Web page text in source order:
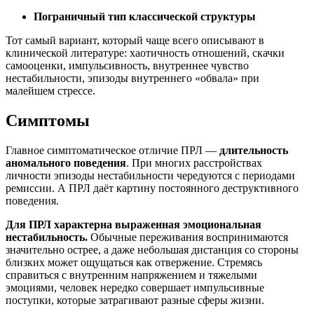
Пограничный тип классической структуры
Тот самый вариант, который чаще всего описывают в
клинической литературе: хаотичность отношений, скачки
самооценки, импульсивность, внутреннее чувство
нестабильности, эпизоды внутреннего «обвала» при
малейшем стрессе.
Симптомы
Главное симптоматическое отличие ПРЛ — длительность
аномального поведения. При многих расстройствах
личности эпизоды нестабильности чередуются с периодами
ремиссии. А ПРЛ даёт картину постоянного деструктивного
поведения.
Для ПРЛ характерна выраженная эмоциональная
нестабильность. Обычные переживания воспринимаются
значительно острее, а даже небольшая дистанция со стороны
близких может ощущаться как отвержение. Стремясь
справиться с внутренним напряжением и тяжелыми
эмоциями, человек нередко совершает импульсивные
поступки, которые затрагивают разные сферы жизни.